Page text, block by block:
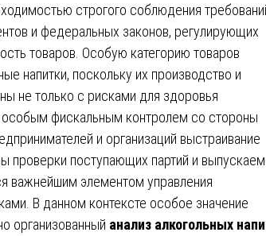
строгого соблюдения
и федеральных законов, регулирующих
товаров. Особую категорию товаров
напитки, поскольку их производство и
не только с рисками для здоровья
особым фискальным контролем со стороны
и организаций выстраивание
проверки поступающих партий и
важнейшим элементом управления
В данном контексте особое значение
организованный анализ алкогольных